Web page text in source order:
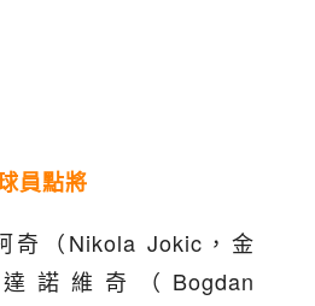
員點將
奇（Nikola Jokic，金
諾維奇（Bogdan